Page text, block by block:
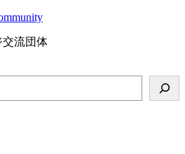
交流団体